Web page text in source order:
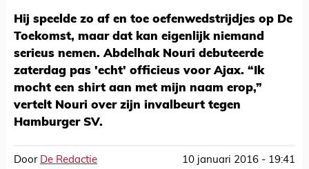
Hij speelde zo af en toe oefenwedstrijdjes op De
Toekomst, maar dat kan eigenlijk niemand
serieus nemen. Abdelhak Nouri debuteerde
zaterdag pas 'echt' officieus voor Ajax. “Ik
mocht een shirt aan met mijn naam erop,”
vertelt Nouri over zijn invalbeurt tegen
Hamburger SV.
Door De Redactie 10 januari 2016 - 19:41